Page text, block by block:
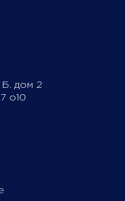
Б. дом 2
о10